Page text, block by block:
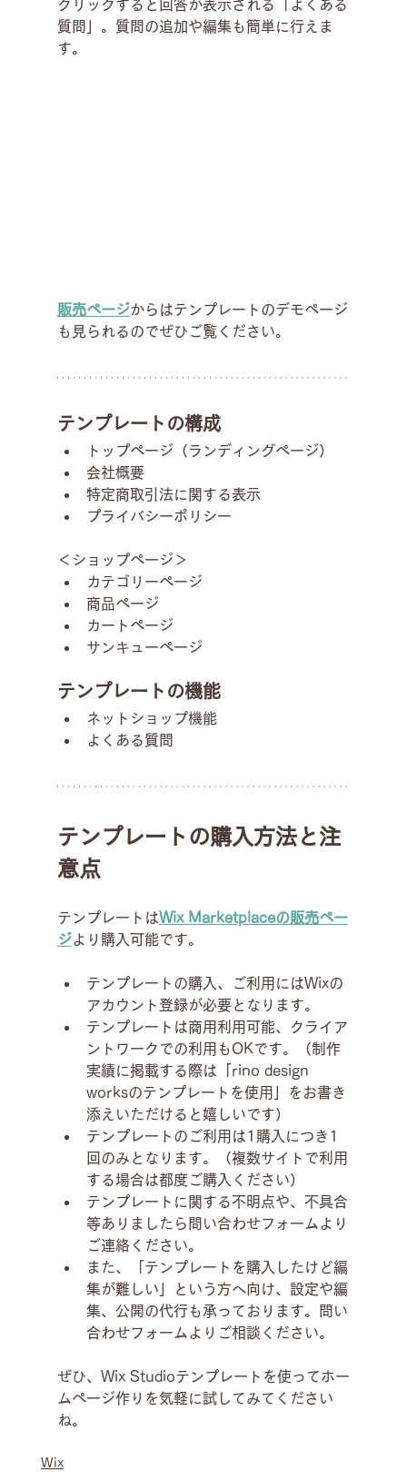
クリックすると回答が表示される「よくある
質問」。質問の追加や編集も簡単に行えま
す。
販売ページからはテンプレートのデモページ
も見られるのでぜひご覧ください。
テンプレートの構成
トップページ（ランディングページ）
会社概要
特定商取引法に関する表示
プライバシーポリシー
＜ショップページ＞
カテゴリーページ
商品ページ
カートページ
サンキューページ
テンプレートの機能
ネットショップ機能
よくある質問
テンプレートの購入方法と注
意点
テンプレートはWix Marketplaceの販売ペー
ジより購入可能です。
テンプレートの購入、ご利用にはWixの
アカウント登録が必要となります。
テンプレートは商用利用可能、クライア
ントワークでの利用もOKです。（制作
実績に掲載する際は「rino design
worksのテンプレートを使用」をお書き
添えいただけると嬉しいです）
テンプレートのご利用は1購入につき1
回のみとなります。（複数サイトで利用
する場合は都度ご購入ください）
テンプレートに関する不明点や、不具合
等ありましたら問い合わせフォームより
ご連絡ください。
また、「テンプレートを購入したけど編
集が難しい」という方へ向け、設定や編
集、公開の代行も承っております。問い
合わせフォームよりご相談ください。
ぜひ、Wix Studioテンプレートを使ってホー
ムページ作りを気軽に試してみてください
ね。
Wix